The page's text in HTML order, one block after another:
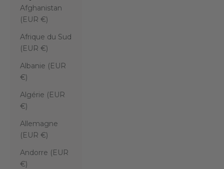
Afghanistan
(EUR €)
Afrique du Sud
(EUR €)
Albanie (EUR
€)
Algérie (EUR
€)
Allemagne
(EUR €)
Andorre (EUR
€)